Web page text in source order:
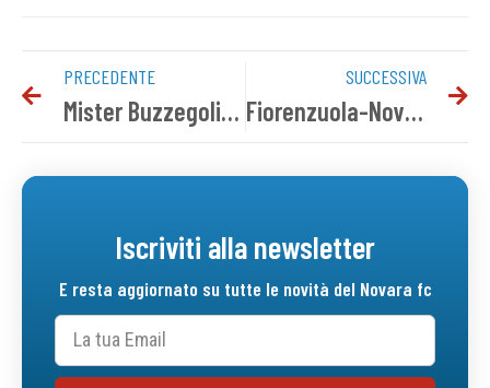
PRECEDENTE
Mister Buzzegoli alla vigilia di Virtus Verona-Novara
SUCCESSIVA
Fiorenzuola-Novara: info biglietti settore ospiti
Iscriviti alla newsletter
E resta aggiornato su tutte le novità del Novara fc